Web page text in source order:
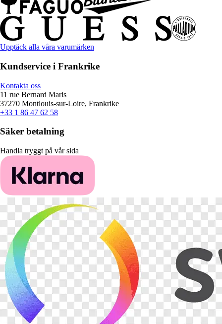
Upptäck alla våra varumärken
Kundservice i Frankrike
Kontakta oss
11 rue Bernard Maris
37270 Montlouis-sur-Loire, Frankrike
+33 1 86 47 62 58
Säker betalning
Handla tryggt på vår sida